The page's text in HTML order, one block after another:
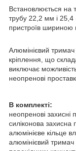
Встановлюється на
трубу 22,2 мм і
пристроїв шириною
Алюмінієвий
кріплення, що
виключає
неопренові
В комплекті:
неопренові захисні
силіконова
алюмінієве кільце
алюмінієвий тримач